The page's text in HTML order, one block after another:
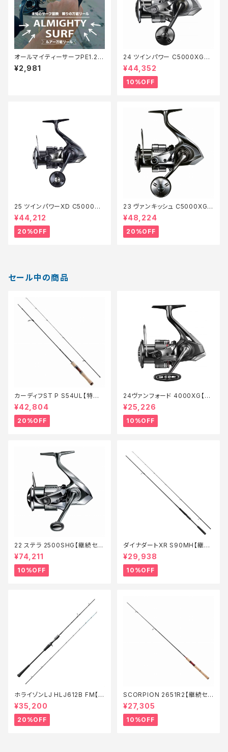
オールマイティーサーフPE1.2 2
00m【Tオリ】
¥2,981
24 ツインパワー C5000XG
【継続セール_リール】【10】
¥44,352
10%OFF
25 ツインパワーXD C5000XG
【特価リール】【20】
¥44,212
20%OFF
23 ヴァンキッシュ C5000XG
【特価リール】【20】
¥48,224
20%OFF
セール中の商品
カーディフST P S54UL【特価
ロッド】【20】
¥42,804
20%OFF
24ヴァンフォード 4000XG【継
続セール_リール】【10】
¥25,226
10%OFF
22 ステラ 2500SHG【継続セー
ル_リール】【10】
¥74,211
10%OFF
ダイナダートXR S90MH【継続
セール_ロッド】【10】
¥29,938
10%OFF
ホライゾンLJ HLJ612B FM【特
価ロッド】【20】
¥35,200
20%OFF
SCORPION 2651R2【継続セ
ール_ロッド】【10】
¥27,305
10%OFF